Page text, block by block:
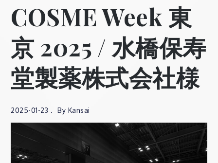
COSME Week 東
京 2025 / 水橋保寿
堂製薬株式会社様
2025-01-23 By Kansai